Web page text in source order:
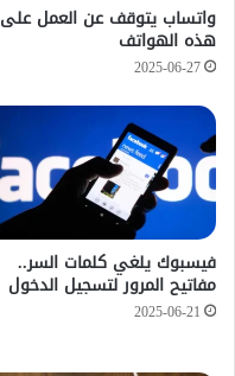
واتساب يتوقف عن العمل على
هذه الهواتف
2025-06-27
فيسبوك يلغي كلمات السر..
مفاتيح المرور لتسجيل الدخول
2025-06-21